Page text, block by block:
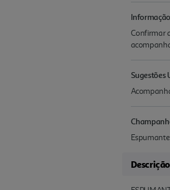
Confirmar
Sugestões
Descrição